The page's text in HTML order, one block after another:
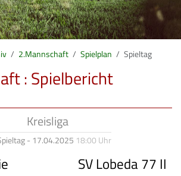
2.Mannschaft Spielplan Spieltag
:Spielbericht
Kreisliga
- 17.04.2025 18:00 Uhr
SV Lobeda 77 II